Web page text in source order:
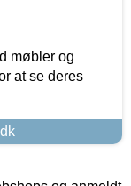
møbler og
at se deres